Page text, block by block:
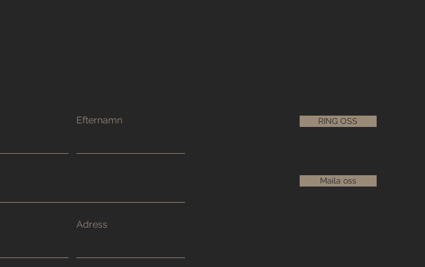
Efternamn
Adress
RING OSS
Maila oss